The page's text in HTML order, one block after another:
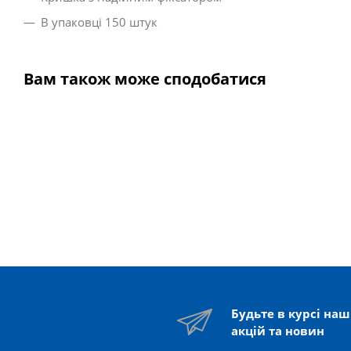
В упаковці 150 штук
Вам також може сподобатися
Будьте в курсі
акцій та новин